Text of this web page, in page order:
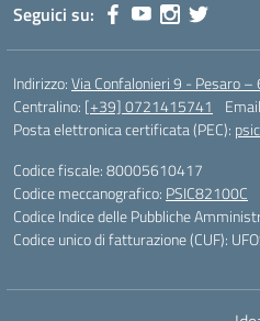
Seguici su:
Indirizzo:Via Confalonieri 9 - Pesaro
Centralino: [+39] 0721415741
Posta elettronica certificata (PEC):
Codice fiscale: 80005610417
Codice meccanografico: PSIC82100C
Codice Indice delle Pubbliche
Codice unico di fatturazione (CUF):